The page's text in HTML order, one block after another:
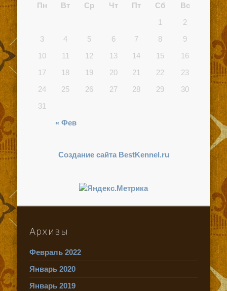
Пн
Вт Ср Чт Пт Сб Вс
« Фев
1
2
3
4 5 6 7 8
9
10
11 12 13 14 15
16
17
18 19 20 21 22
23
24
25 26 27 28 29
30
31
Создание сайта BestKennel.ru
Архивы
Февраль 2022
Январь 2020
Январь 2019